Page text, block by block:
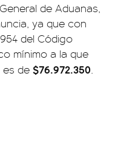
de Aduanas,
ya que con
del Código
mínimo a la que
es de $76.972.350.